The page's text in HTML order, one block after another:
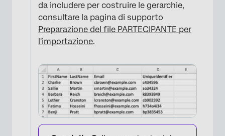
×
da includere per costruire le gerarchie,
consultare la pagina di supporto
Preparazione del file PARTECIPANTE per
l'importazione.